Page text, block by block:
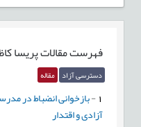
فهرست مقالاتپریسا
دسترسی آزاد مقاله
-بازخوانی انضباط در
آزادی و اقتدار